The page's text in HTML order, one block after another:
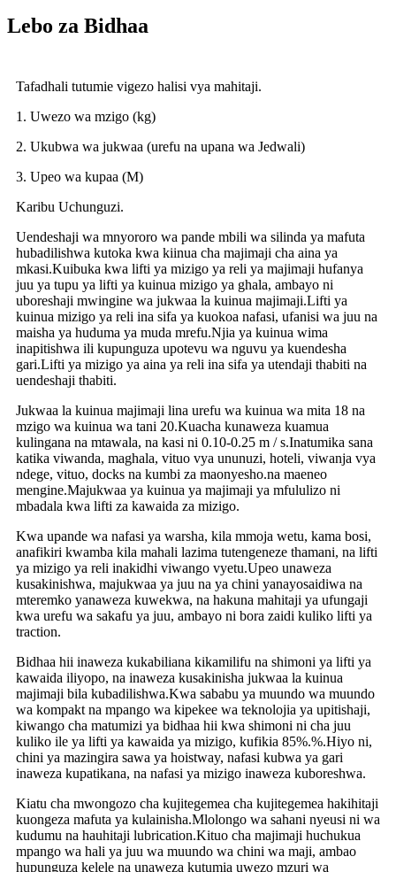
Lebo za Bidhaa
Tafadhali tutumie vigezo halisi vya mahitaji.
1. Uwezo wa mzigo (kg)
2. Ukubwa wa jukwaa (urefu na upana wa Jedwali)
3. Upeo wa kupaa (M)
Karibu Uchunguzi.
Uendeshaji wa mnyororo wa pande mbili wa silinda ya mafuta
hubadilishwa kutoka kwa kiinua cha majimaji cha aina ya
mkasi.Kuibuka kwa lifti ya mizigo ya reli ya majimaji hufanya
juu ya tupu ya lifti ya kuinua mizigo ya ghala, ambayo ni
uboreshaji mwingine wa jukwaa la kuinua majimaji.Lifti ya
kuinua mizigo ya reli ina sifa ya kuokoa nafasi, ufanisi wa juu na
maisha ya huduma ya muda mrefu.Njia ya kuinua wima
inapitishwa ili kupunguza upotevu wa nguvu ya kuendesha
gari.Lifti ya mizigo ya aina ya reli ina sifa ya utendaji thabiti na
uendeshaji thabiti.
Jukwaa la kuinua majimaji lina urefu wa kuinua wa mita 18 na
mzigo wa kuinua wa tani 20.Kuacha kunaweza kuamua
kulingana na mtawala, na kasi ni 0.10-0.25 m / s.Inatumika sana
katika viwanda, maghala, vituo vya ununuzi, hoteli, viwanja vya
ndege, vituo, docks na kumbi za maonyesho.na maeneo
mengine.Majukwaa ya kuinua ya majimaji ya mfululizo ni
mbadala kwa lifti za kawaida za mizigo.
Kwa upande wa nafasi ya warsha, kila mmoja wetu, kama bosi,
anafikiri kwamba kila mahali lazima tutengeneze thamani, na lifti
ya mizigo ya reli inakidhi viwango vyetu.Upeo unaweza
kusakinishwa, majukwaa ya juu na ya chini yanayosaidiwa na
mteremko yanaweza kuwekwa, na hakuna mahitaji ya ufungaji
kwa urefu wa sakafu ya juu, ambayo ni bora zaidi kuliko lifti ya
traction.
Bidhaa hii inaweza kukabiliana kikamilifu na shimoni ya lifti ya
kawaida iliyopo, na inaweza kusakinisha jukwaa la kuinua
majimaji bila kubadilishwa.Kwa sababu ya muundo wa muundo
wa kompakt na mpango wa kipekee wa teknolojia ya upitishaji,
kiwango cha matumizi ya bidhaa hii kwa shimoni ni cha juu
kuliko ile ya lifti ya kawaida ya mizigo, kufikia 85%.%.Hiyo ni,
chini ya mazingira sawa ya hoistway, nafasi kubwa ya gari
inaweza kupatikana, na nafasi ya mizigo inaweza kuboreshwa.
Kiatu cha mwongozo cha kujitegemea cha kujitegemea hakihitaji
kuongeza mafuta ya kulainisha.Mlolongo wa sahani nyeusi ni wa
kudumu na hauhitaji lubrication.Kituo cha majimaji huchukua
mpango wa hali ya juu wa muundo wa chini wa maji, ambao
hupunguza kelele na unaweza kutumia uwezo mzuri wa